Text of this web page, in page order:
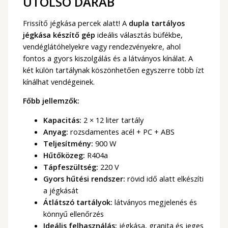
Frissítő jégkása percek alatt! A dupla tartályos
jégkása készítő gép ideális választás büfékbe,
vendéglátóhelyekre vagy rendezvényekre, ahol
fontos a gyors kiszolgálás és a látványos kínálat. A
két külön tartálynak köszönhetően egyszerre több ízt
kínálhat vendégeinek.
Főbb jellemzők:
Kapacitás: 2 × 12 liter tartály
Anyag: rozsdamentes acél + PC + ABS
Teljesítmény: 900 W
Hűtőközeg: R404a
Tápfeszültség: 220 V
Gyors hűtési rendszer: rövid idő alatt elkészíti
a jégkását
Átlátszó tartályok: látványos megjelenés és
könnyű ellenőrzés
Ideális felhasználás: jégkása, granita és jeges